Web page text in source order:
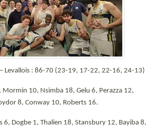
– Levallois : 86-70 (23-19, 17-22, 22-16, 24-13)
Mormin 10, Nsimba 18, Gelu 6, Perazza 12,
8, Conway 10, Roberts 16.
6, Dogbe 1, Thalien 18, Stansbury 12, Bayiba 8,